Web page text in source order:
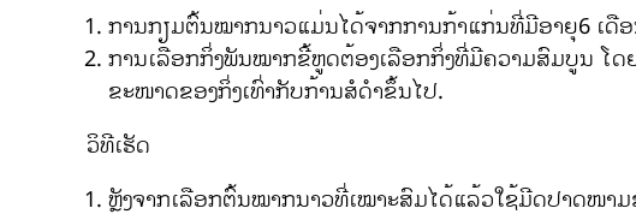
ການກຽມຕົ້ນໝາກນາວແມ່ນໄດ້ຈາກການກ້າແກ່ນທີ່ມີອາຍຸ6 ເດື
ການເລືອກກິ່ງພັນໝາກຂີ້ຫູດຕ້ອງເລືອກກິ່ງທີ່ມີຄວາມສົມບູນ ໂດ
ຂະໜາດຂອງກິ່ງເທົ່າກັບກ້ານສໍດຳຂຶ້ນໄປ.
ວິທີເຮັດ
ຫຼັງຈາກເລືອກຕົ້ນໝາກນາວທີ່ເໝາະສົມໄດ້ແລ້ວໃຊ້ມີດປາດໜາ